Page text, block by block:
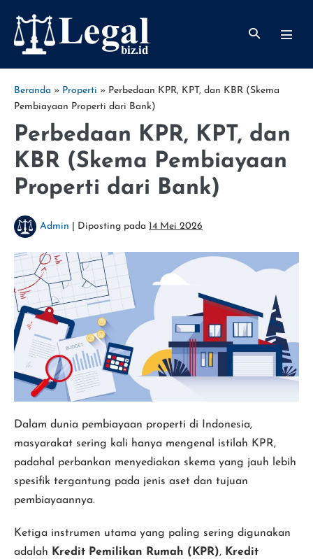
konten
Toggle
Beranda » Properti » Perbedaan KPR, KPT, dan KBR (Skema
Pembiayaan Properti dari Bank)
Perbedaan KPR, KPT, dan
KBR (Skema Pembiayaan
Properti dari Bank)
Admin Diposting pada 14 Mei 2026
Dalam dunia pembiayaan properti di Indonesia,
masyarakat sering kali hanya mengenal istilah KPR,
padahal perbankan menyediakan skema yang jauh lebih
spesifik tergantung pada jenis aset dan tujuan
pembiayaannya.
Ketiga instrumen utama yang paling sering digunakan
adalah Kredit Pemilikan Rumah (KPR), Kredit